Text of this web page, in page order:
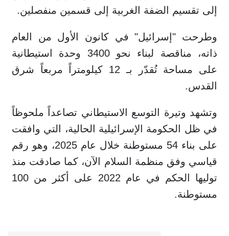
إلى تقسيم الضفة الغربية إلى قسمين منفصلين.
وطرحت "إسرائيل" في كانون الأول من العام
ذاته، مناقصة لبناء نحو 3400 وحدة استيطانية
على مساحة تُقدّر بـ 12 كيلومتراً مربعاً شرق
القدس.
وتشهد وتيرة التوسع الاستيطاني تصاعداً ملحوظاً
في ظل الحكومة الإسرائيلية الحالية، التي وافقت
على بناء 54 مستوطنة خلال عام 2025، وهو رقم
قياسي وفق منظمة السلام الآن، كما صادقت منذ
توليها الحكم في عام 2022 على أكثر من 100
مستوطنة.